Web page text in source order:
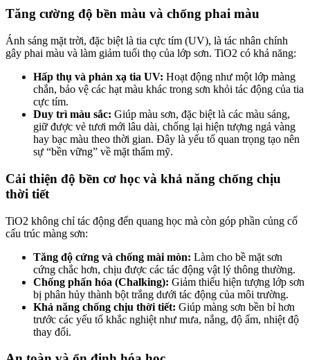
Tăng cường độ bền màu và chống phai màu
Ánh sáng mặt trời, đặc biệt là tia cực tím (UV), là tác nhân chính
gây phai màu và làm giảm tuổi thọ của lớp sơn. TiO2 có khả năng:
Hấp thụ và phản xạ tia UV: Hoạt động như một lớp màng
chắn, bảo vệ các hạt màu khác trong sơn khỏi tác động của tia
cực tím.
Duy trì màu sắc: Giúp màu sơn, đặc biệt là các màu sáng,
giữ được vẻ tươi mới lâu dài, chống lại hiện tượng ngả vàng
hay bạc màu theo thời gian. Đây là yếu tố quan trọng tạo nên
sự “bền vững” về mặt thẩm mỹ.
Cải thiện độ bền cơ học và khả năng chống chịu
thời tiết
TiO2 không chỉ tác động đến quang học mà còn góp phần củng cố
cấu trúc màng sơn:
Tăng độ cứng và chống mài mòn: Làm cho bề mặt sơn
cứng chắc hơn, chịu được các tác động vật lý thông thường.
Chống phấn hóa (Chalking): Giảm thiểu hiện tượng lớp sơn
bị phân hủy thành bột trắng dưới tác động của môi trường.
Khả năng chống chịu thời tiết: Giúp màng sơn bền bỉ hơn
trước các yếu tố khắc nghiệt như mưa, nắng, độ ẩm, nhiệt độ
thay đổi.